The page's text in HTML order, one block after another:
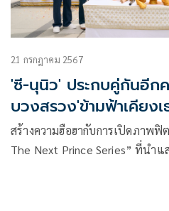
21 กรกฎาคม 2567
'ซี-นุนิว' ประกบคู่กันอีก
บวงสรวง'ข้ามฟ้าเคียงเ
สร้างความฮือฮากับการเปิดภาพฟิ
The Next Prince Series” ที่นำ